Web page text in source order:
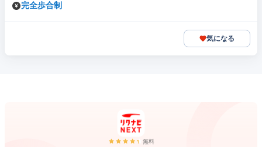
完全歩合制
気になる
無料